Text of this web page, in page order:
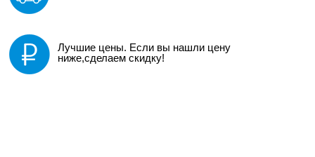
Лучшие цены. Если вы нашли цену
ниже,сделаем скидку!